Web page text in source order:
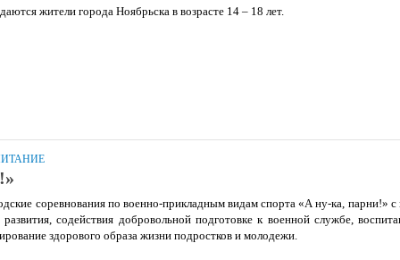
жители города Ноябрьска в возрасте 14 – 18 лет.
соревнования по военно-прикладным видам спорта «А ну-ка, парни!» с
содействия добровольной подготовке к военной службе,
здорового образа жизни подростков и молодежи.